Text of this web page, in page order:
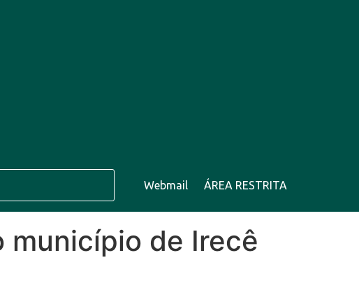
12 Ago 35°C
Webmail ÁREA RESTRITA
município de Irecê